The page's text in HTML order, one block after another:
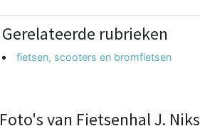
Gerelateerde rubrieken
fietsen, scooters en bromfietsen
Foto's van Fietsenhal J. Niks